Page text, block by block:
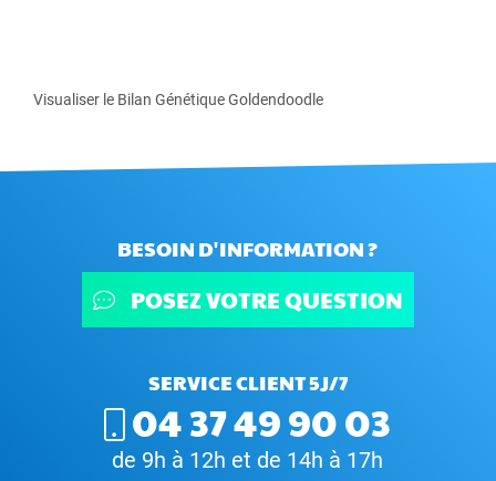
Visualiser le Bilan Génétique Goldendoodle
BESOIN D'INFORMATION ?
POSEZ VOTRE QUESTION
SERVICE CLIENT 5J/7
04 37 49 90 03
de 9h à 12h et de 14h à 17h